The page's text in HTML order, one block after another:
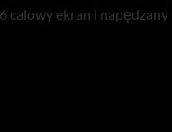
calowy ekran i